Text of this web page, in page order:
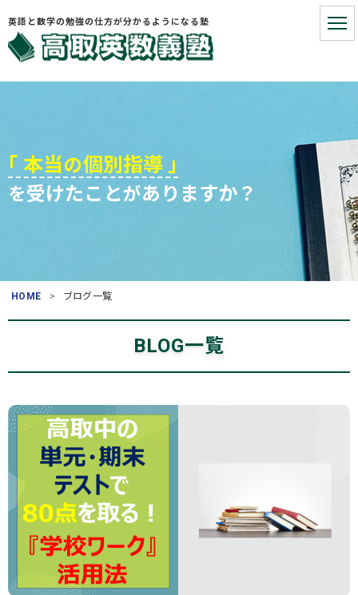
英語と数学の勉強の仕方が分かるようになる塾
｢ 本当の個別指導 ｣
を受けたことがありますか？
HOME ブログ一覧
BLOG一覧
こういうお悩みないですか?
お悩みを解決する3つの手順
よくある質問(入塾・授業料など)
アクセス
お問い合わせ